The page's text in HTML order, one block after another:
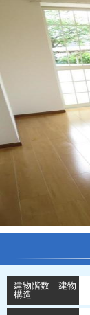
建物階数 建物
構造